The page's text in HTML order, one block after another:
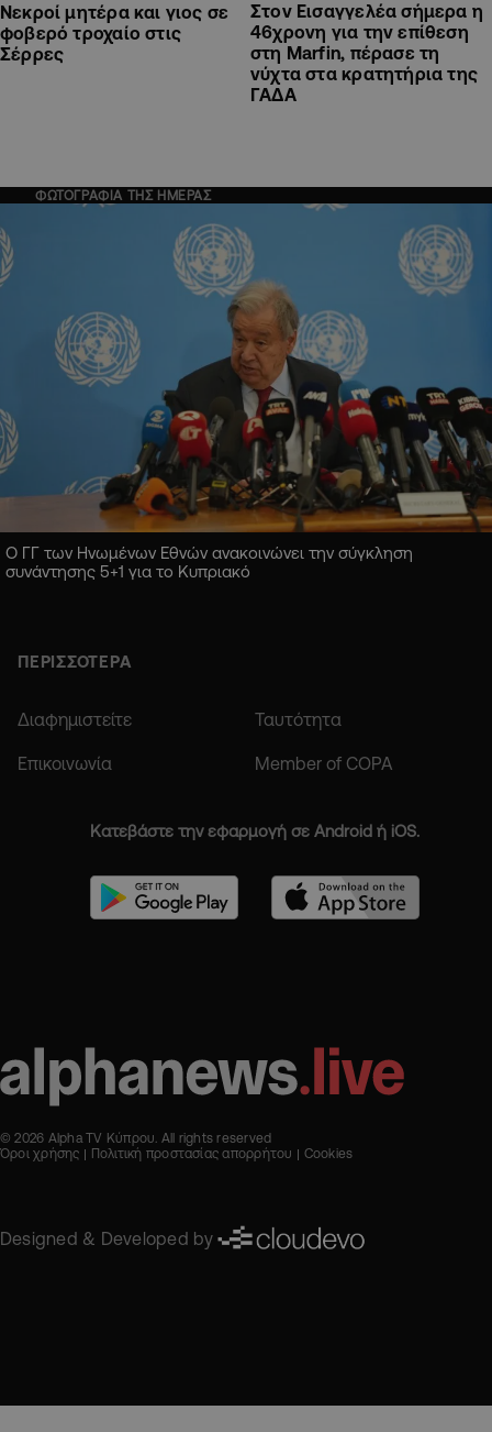
Νεκροί μητέρα και γιος σε
φοβερό τροχαίο στις
Σέρρες
Στον Εισαγγελέα σήμερα η
46χρονη για την επίθεση
στη Marfin, πέρασε τη
νύχτα στα κρατητήρια της
ΓΑΔΑ
ΦΩΤΟΓΡΑΦΙΑ ΤΗΣ ΗΜΕΡΑΣ
Ο ΓΓ των Ηνωμένων Εθνών ανακοινώνει την σύγκληση
συνάντησης 5+1 για το Κυπριακό
ΠΕΡΙΣΣΟΤΕΡΑ
Διαφημιστείτε Ταυτότητα
Επικοινωνία Member of COPA
Κατεβάστε την εφαρμογή σε Android ή iOS.
© 2026 Alpha TV Κύπρου. All rights reserved
Όροι χρήσης
Πολιτική προστασίας απορρήτου Cookies
Designed & Developed by